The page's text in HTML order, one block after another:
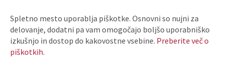
O nas
Kdo smo in kako do nas?
Spletno mesto uporablja piškotke. Osnovni so nujni za
delovanje, dodatni pa vam omogočajo boljšo uporabniško
izkušnjo in dostop do kakovostne vsebine. Preberite več o
piškotkih.